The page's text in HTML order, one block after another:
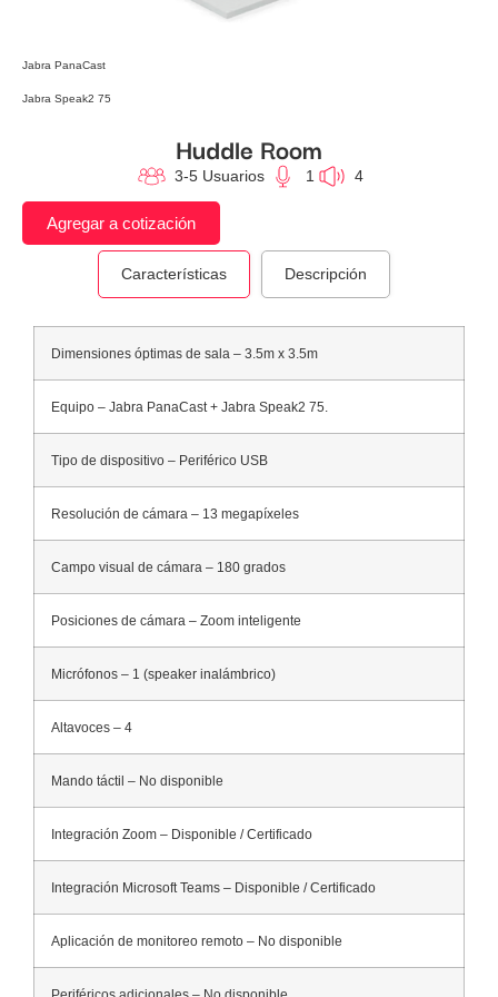
Jabra PanaCast
Jabra Speak2 75
Huddle Room
3-5 Usuarios 1 4
Agregar a cotización
Características Descripción
Dimensiones óptimas de sala – 3.5m x 3.5m
Equipo – Jabra PanaCast + Jabra Speak2 75.
Tipo de dispositivo – Periférico USB
Resolución de cámara – 13 megapíxeles
Campo visual de cámara – 180 grados
Posiciones de cámara – Zoom inteligente
Micrófonos – 1 (speaker inalámbrico)
Altavoces – 4
Mando táctil – No disponible
Integración Zoom – Disponible / Certificado
Integración Microsoft Teams – Disponible / Certificado
Aplicación de monitoreo remoto – No disponible